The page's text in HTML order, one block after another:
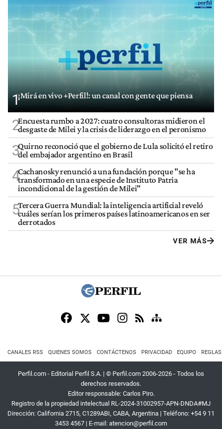
1¡Mirá en vivo +Perfil!: un canal con gente que piensa
2Encuesta rumbo a 2027: cuatro consultoras midieron el
desgaste de Milei y la crisis de liderazgo en el peronismo
3Quirno reconoció que el gobierno de Lula solicitó el retiro
del embajador argentino en Brasil
4Cachanosky renunció a una fundación porque "se ha
transformado en una especie de Instituto Patria
incondicional de la gestión de Milei"
5Tercera Guerra Mundial: la inteligencia artificial reveló
cuáles serían los primeros países latinoamericanos en ser
derrotados
VER MÁS
CANALES RSS QUIENES SOMOS CONTÁCTENOS PRIVACIDAD EQUIPO
Perfil.com - Editorial Perfil S.A. | © Perfil.com 2006-2026 - Todos los
derechos reservados.
Editor responsable: Carlos Piro.
Registro de la propiedad intelectual RL-2024-31002957-APN-DNDA#MJ
Dirección: California 2715, C1289ABI, CABA, Argentina | Teléfono: +54 9 11
3453 4567 | E-mail: atencion@perfil.com